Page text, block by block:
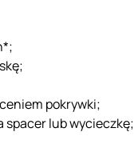
pokrywki;
spacer lub wycieczkę;